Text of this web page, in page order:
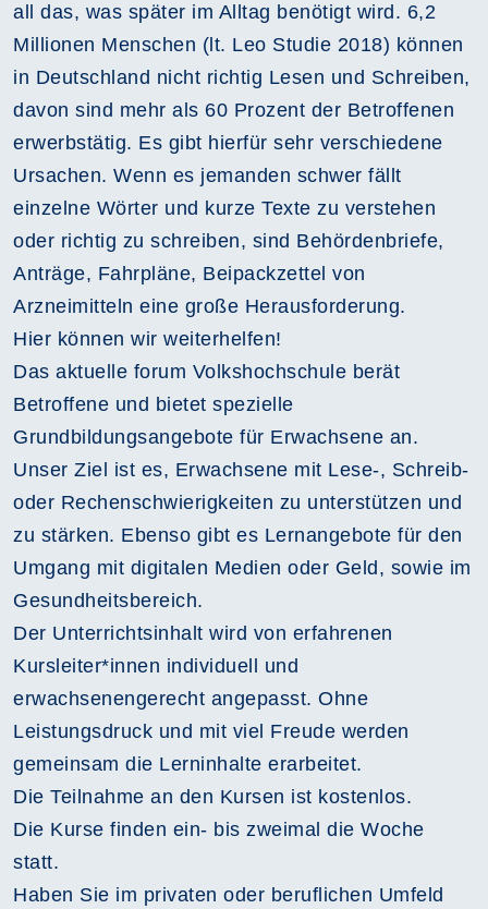
all das, was später im Alltag benötigt wird. 6,2
Millionen Menschen (lt. Leo Studie 2018) können
in Deutschland nicht richtig Lesen und Schreiben,
davon sind mehr als 60 Prozent der Betroffenen
erwerbstätig. Es gibt hierfür sehr verschiedene
Ursachen. Wenn es jemanden schwer fällt
einzelne Wörter und kurze Texte zu verstehen
oder richtig zu schreiben, sind Behördenbriefe,
Anträge, Fahrpläne, Beipackzettel von
Arzneimitteln eine große Herausforderung.
Hier können wir weiterhelfen!
Das aktuelle forum Volkshochschule berät
Betroffene und bietet spezielle
Grundbildungsangebote für Erwachsene an.
Unser Ziel ist es, Erwachsene mit Lese-, Schreib-
oder Rechenschwierigkeiten zu unterstützen und
zu stärken. Ebenso gibt es Lernangebote für den
Umgang mit digitalen Medien oder Geld, sowie im
Gesundheitsbereich.
Der Unterrichtsinhalt wird von erfahrenen
Kursleiter*innen individuell und
erwachsenengerecht angepasst. Ohne
Leistungsdruck und mit viel Freude werden
gemeinsam die Lerninhalte erarbeitet.
Die Teilnahme an den Kursen ist kostenlos.
Die Kurse finden ein- bis zweimal die Woche
statt.
Haben Sie im privaten oder beruflichen Umfeld